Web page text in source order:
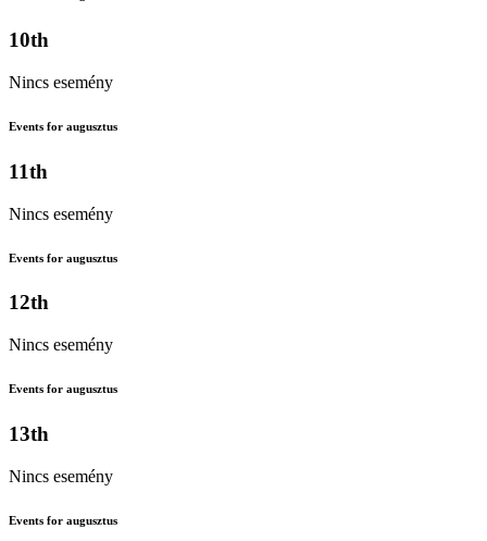
10th
Nincs esemény
Events for augusztus
11th
Nincs esemény
Events for augusztus
12th
Nincs esemény
Events for augusztus
13th
Nincs esemény
Events for augusztus